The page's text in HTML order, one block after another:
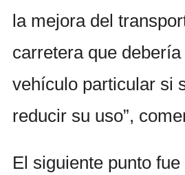
la mejora del
carretera que
vehículo particular si
reducir su uso”,
El siguiente punto